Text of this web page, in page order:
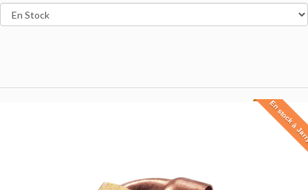
En stock à